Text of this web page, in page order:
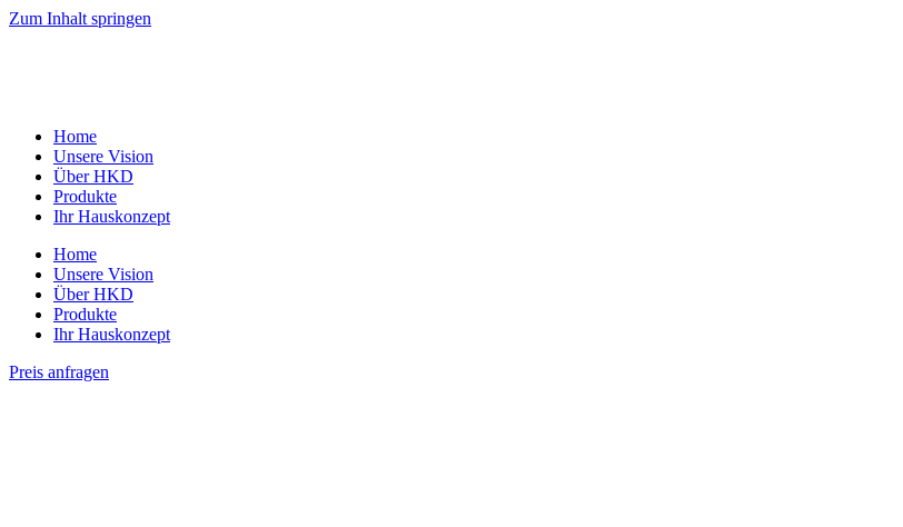
Zum Inhalt springen
Home
Unsere Vision
Über HKD
Produkte
Ihr Hauskonzept
Home
Unsere Vision
Über HKD
Produkte
Ihr Hauskonzept
Preis anfragen